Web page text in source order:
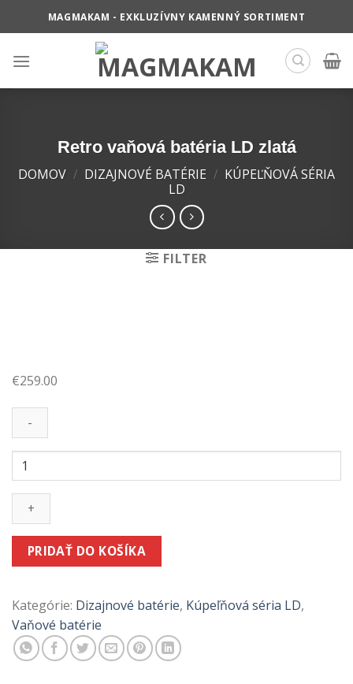
MAGMAKAM - EXKLUZÍVNY KAMENNÝ SORTIMENT
Retro vaňová batéria LD zlatá
DOMOV / DIZAJNOVÉ BATÉRIE / KÚPEĽŇOVÁ SÉRIA
LD
FILTER
€259.00
množstvo
Retro
vaňová
batéria
zlatáPRIDAŤ DO KOŠÍKA
Kategórie: Dizajnové batérie, Kúpeľňová séria LD,
Vaňové batérie